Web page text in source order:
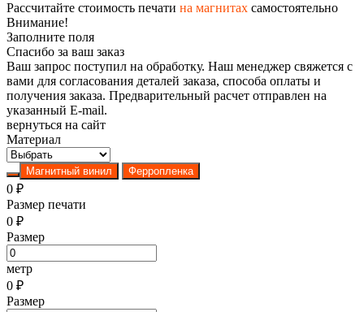
Рассчитайте стоимость печати на магнитах самостоятельно
Внимание!
Заполните поля
Спасибо за ваш заказ
Ваш запрос поступил на обработку. Наш менеджер свяжется с
вами для согласования деталей заказа, способа оплаты и
получения заказа. Предварительный расчет отправлен на
указанный E-mail.
вернуться на сайт
Материал
Магнитный винил Ферропленка
0 ₽
Размер печати
0 ₽
Размер
метр
0 ₽
Размер